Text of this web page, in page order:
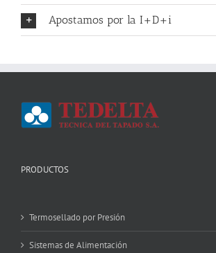
Apostamos por la I+D+i
PRODUCTOS
Termosellado por Presión
Sistemas de Alimentación